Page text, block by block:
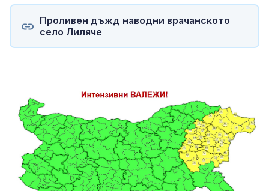
Проливен дъжд наводни врачанското
село Лиляче